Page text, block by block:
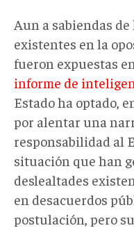
Aun a sabiendas
existentes en la
fueron expuestas
informe de
Estado ha optado,
por alentar una
responsabilidad al
situación que han
deslealtades
en desacuerdos
postulación, pero